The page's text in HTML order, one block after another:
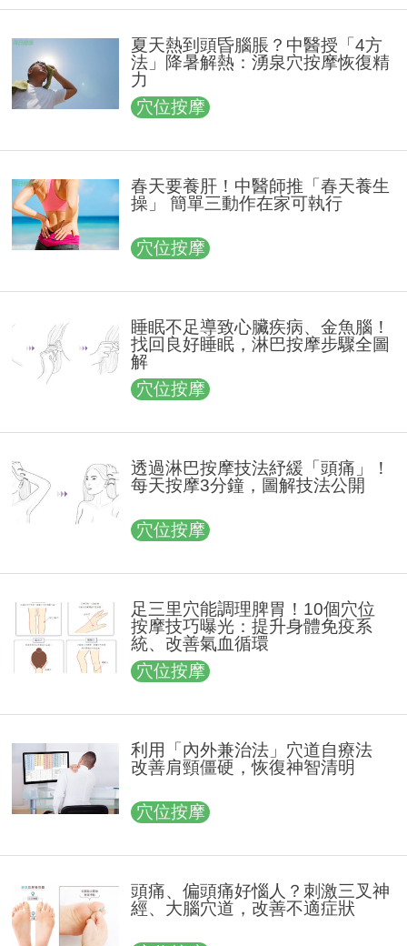
夏天熱到頭昏腦脹？中醫授「4方
法」降暑解熱：湧泉穴按摩恢復精
力
穴位按摩
春天要養肝！中醫師推「春天養生
操」 簡單三動作在家可執行
穴位按摩
睡眠不足導致心臟疾病、金魚腦！
找回良好睡眠，淋巴按摩步驟全圖
解
穴位按摩
透過淋巴按摩技法紓緩「頭痛」！
每天按摩3分鐘，圖解技法公開
穴位按摩
足三里穴能調理脾胃！10個穴位
按摩技巧曝光：提升身體免疫系
統、改善氣血循環
穴位按摩
利用「內外兼治法」穴道自療法
改善肩頸僵硬，恢復神智清明
穴位按摩
頭痛、偏頭痛好惱人？刺激三叉神
經、大腦穴道，改善不適症狀